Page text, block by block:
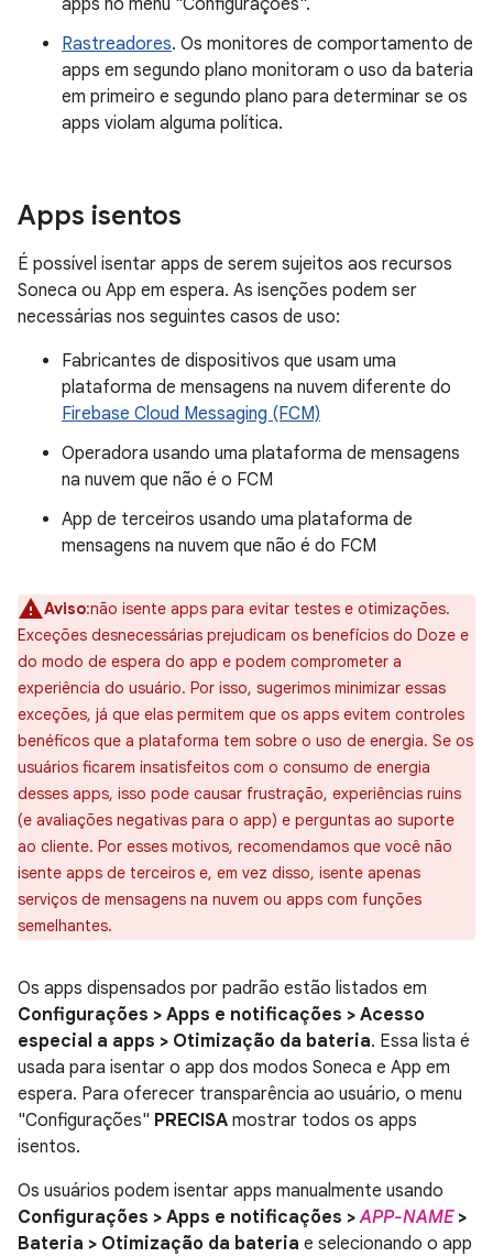
apps no menu "Configurações".
Rastreadores. Os monitores de comportamento de
apps em segundo plano monitoram o uso da bateria
em primeiro e segundo plano para determinar se os
apps violam alguma política.
Apps isentos
É possível isentar apps de serem sujeitos aos recursos
Soneca ou App em espera. As isenções podem ser
necessárias nos seguintes casos de uso:
Fabricantes de dispositivos que usam uma
plataforma de mensagens na nuvem diferente do
Firebase Cloud Messaging (FCM)
Operadora usando uma plataforma de mensagens
na nuvem que não é o FCM
App de terceiros usando uma plataforma de
mensagens na nuvem que não é do FCM
Aviso:não isente apps para evitar testes e otimizações.
Exceções desnecessárias prejudicam os benefícios do Doze e
do modo de espera do app e podem comprometer a
experiência do usuário. Por isso, sugerimos minimizar essas
exceções, já que elas permitem que os apps evitem controles
benéficos que a plataforma tem sobre o uso de energia. Se os
usuários ficarem insatisfeitos com o consumo de energia
desses apps, isso pode causar frustração, experiências ruins
(e avaliações negativas para o app) e perguntas ao suporte
ao cliente. Por esses motivos, recomendamos que você não
isente apps de terceiros e, em vez disso, isente apenas
serviços de mensagens na nuvem ou apps com funções
semelhantes.
Os apps dispensados por padrão estão listados em
Configurações > Apps e notificações > Acesso
especial a apps > Otimização da bateria. Essa lista é
usada para isentar o app dos modos Soneca e App em
espera. Para oferecer transparência ao usuário, o menu
"Configurações" PRECISA mostrar todos os apps
isentos.
Os usuários podem isentar apps manualmente usando
Configurações > Apps e notificações >APP-NAME>
Bateria > Otimização da bateria e selecionando o app